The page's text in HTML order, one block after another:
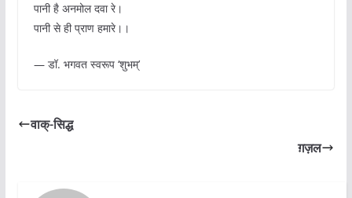
पानी है अनमोल दवा रे।
पानी से ही प्राण हमारे।।
— डॉ. भगवत स्वरूप ‘शुभम्’
वाक्-सिद्ध
ग़ज़ल